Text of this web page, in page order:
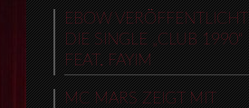
EBOW VERÖFFENTLICHT
DIE SINGLE „CLUB 1990“
FEAT. FAYIM
MC MARS ZEIGT MIT